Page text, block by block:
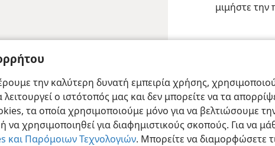
την καλύτερη δυνατή εμπειρία χρήσης,
λειτουργεί ο ιστότοπός μας και δεν μπορείτε να τα
τα οποία χρησιμοποιούμε μόνο για να βελτιώσουμε
να χρησιμοποιηθεί για διαφημιστικούς σκοπούς. Για να
και Παρόμοιων Τεχνολογιών. Μπορείτε να διαμορφώσετε
μιμήστε την
© 2026 Watch Tower Bible and Tract Society of Pennsylvania Όροι Χρήσης